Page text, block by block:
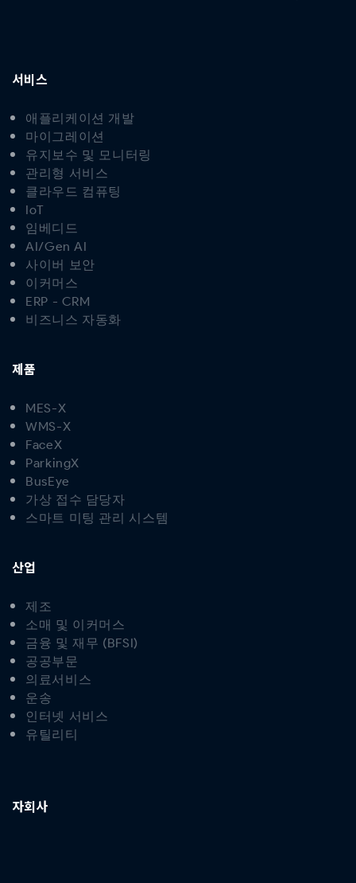
서비스
애플리케이션 개발
마이그레이션
유지보수 및 모니터링
관리형 서비스
클라우드 컴퓨팅
IoT
임베디드
AI/Gen AI
사이버 보안
이커머스
ERP - CRM
비즈니스 자동화
제품
MES-X
WMS-X
FaceX
ParkingX
BusEye
가상 접수 담당자
스마트 미팅 관리 시스템
산업
제조
소매 및 이커머스
금융 및 재무 (BFSI)
공공부문
의료서비스
운송
인터넷 서비스
유틸리티
자회사